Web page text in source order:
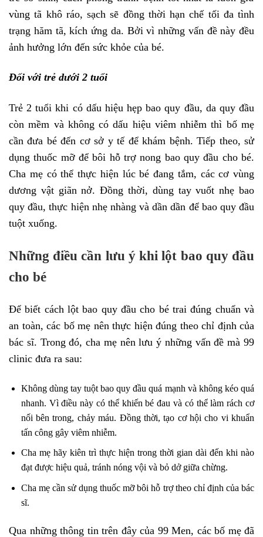
vùng tã khô ráo, sạch sẽ đồng thời hạn chế tối đa tình
trạng hăm tã, kích ứng da. Bởi vì những vấn đề này đều
ảnh hưởng lớn đến sức khỏe của bé.
Đối với trẻ dưới 2 tuổi
Trẻ 2 tuổi khi có dấu hiệu hẹp bao quy đầu, da quy đầu
còn mềm và không có dấu hiệu viêm nhiễm thì bố mẹ
cần đưa bé đến cơ sở y tế để khám bệnh. Tiếp theo, sử
dụng thuốc mỡ để bôi hỗ trợ nong bao quy đầu cho bé.
Cha mẹ có thể thực hiện lúc bé đang tắm, các cơ vùng
dương vật giãn nở. Đồng thời, dùng tay vuốt nhẹ bao
quy đầu, thực hiện nhẹ nhàng và dần dần để bao quy đầu
tuột xuống.
Những điều cần lưu ý khi lột bao quy đầu
cho bé
Để biết cách lột bao quy đầu cho bé trai đúng chuẩn và
an toàn, các bố mẹ nên thực hiện đúng theo chỉ định của
bác sĩ. Trong đó, cha mẹ nên lưu ý những vấn đề mà 99
clinic đưa ra sau:
Không dùng tay tuột bao quy đầu quá mạnh và không kéo quá
nhanh. Vì điều này có thể khiến bé đau và có thể làm rách cơ
nối bên trong, chảy máu. Đồng thời, tạo cơ hội cho vi khuẩn
tấn công gây viêm nhiễm.
Cha mẹ hãy kiên trì thực hiện trong thời gian dài đến khi nào
đạt được hiệu quả, tránh nóng vội và bỏ dở giữa chừng.
Cha mẹ cần sử dụng thuốc mỡ bôi hỗ trợ theo chỉ định của bác
sĩ.
Qua những thông tin trên đây của 99 Men, các bố mẹ đã